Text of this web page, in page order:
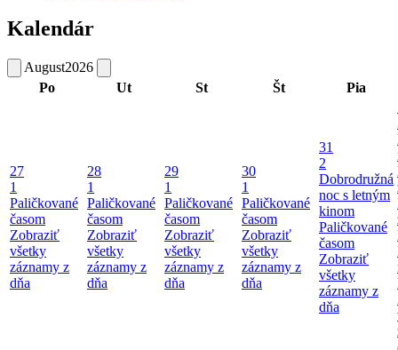
Kalendár
August2026
Po
Ut St Št Pia
27
1
Paličkované
časom
Zobraziť
všetky
záznamy z
dňa
28
1
Paličkované
časom
Zobraziť
všetky
záznamy z
dňa
29
1
Paličkované
časom
Zobraziť
všetky
záznamy z
dňa
30
1
Paličkované
časom
Zobraziť
všetky
záznamy z
dňa
31
2
Dobrodružná
noc s letným
kinom
Paličkované
časom
Zobraziť
všetky
záznamy z
dňa